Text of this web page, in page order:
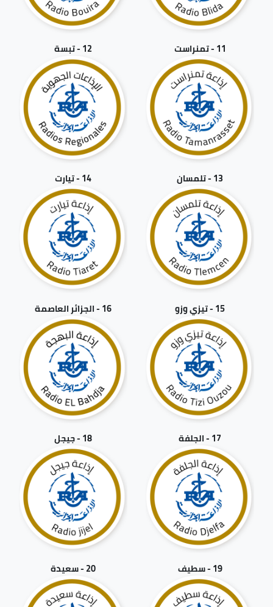
11 - تمنراست 12 - تبسة
13 - تلمسان 14 - تيارت
15 - تيزي وزو 16 - الجزائر العاصمة
17 - الجلفة 18 - جيجل
19 - سطيف 20 - سعيدة